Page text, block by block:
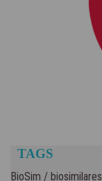
TAGS
BioSim / biosimilares